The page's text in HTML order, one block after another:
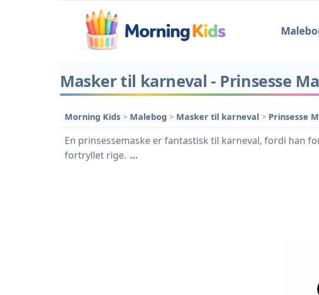
Masker til karneval - Prinsesse
Morning Kids > Malebog > Masker til karneval > Prinsesse
En prinsessemaske er fantastisk til karneval, fordi han
fortryllet rige. …